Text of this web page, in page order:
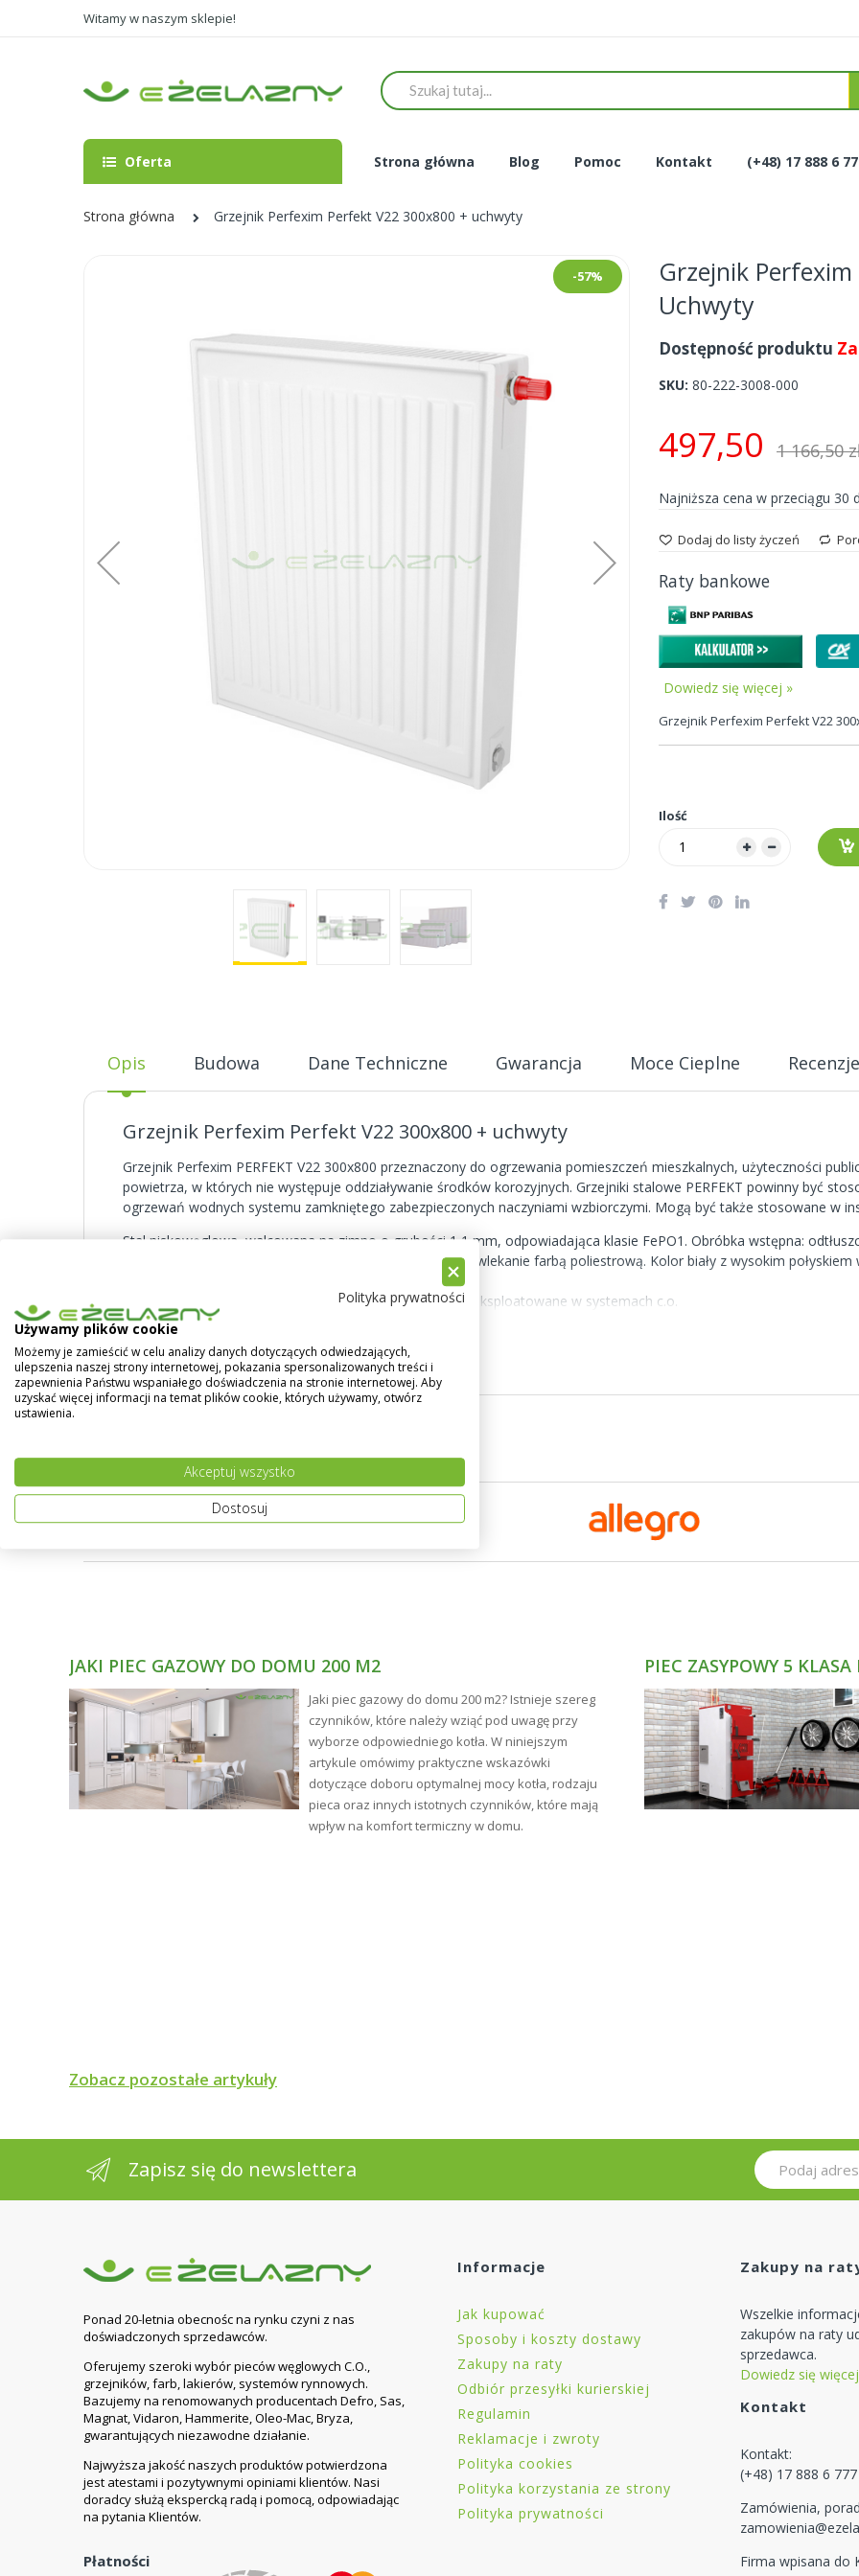
Witamy w naszym sklepie!
Szukaj
Oferta Strona główna Blog Pomoc Kontakt (+48) 17 888 6
Strona główna Grzejnik Perfexim Perfekt V22 300x800 + uchwyty
-57%
images
Grzejnik
Uchwyty
Dostępność produktu
SKU 80-222-3008-000
497,50 1 166,50
Najniższa cena w przeciągu 30
Dodaj do listy życzeń
Raty bankowe
Dowiedz się więcej »
Grzejnik Perfexim Perfekt V22
Ilość
Opis Budowa Dane Techniczne Gwarancja Moce Cieplne Recenzje
Grzejnik Perfexim Perfekt V22 300x800 + uchwyty
Grzejnik Perfexim PERFEKT V22 300x800 przeznaczony do ogrzewania pomieszczeń mieszkalnych, użyteczności
powietrza, w których nie występuje oddziaływanie środków korozyjnych. Grzejniki stalowe PERFEKT powinny być
ogrzewań wodnych systemu zamkniętego zabezpieczonych naczyniami wzbiorczymi. Mogą być także stosowane w
Stal niskowęglowa, walcowana na zimno o grubości 1,1 mm, odpowiadająca klasie FePO1. Obróbka wstępna:
podkładową. Malowanie ostateczne: elektrostatyczne powlekanie farbą poliestrową. Kolor biały z wysokim połyskiem
Udzielamy 10-cio letniej gwarancji na grzejniki PERFEKT eksploatowane w systemach c.o.
Grzejniki panelowe TYP V22 wyposażone są we wkładkę zaworową z 7-stopniową regulacją.
Posiadają 4 przyłącza boczne oraz 2 oddolne - mogą być używane jako grzejniki kompaktowe. Kaloryfery płytowe
listwę górna ozdobną (grill), komplet zawieszeń, odpowietrznik i zaślepkę.
Jednorazowe opakowanie z foli termokurczliwej z dodatkowym zabezpieczeniem krawędzi grzejnika tekturą i
Możliwość wykonania grzejnika w dowolnym kolorze z palety RAL - na specialne życzenie klienta.
Pokaż więcej
JAKI PIEC GAZOWY DO DOMU 200 M2
Jaki piec gazowy do domu 200 m2? Istnieje szereg
czynników, które należy wziąć pod uwagę przy
wyborze odpowiedniego kotła. W niniejszym
artykule omówimy praktyczne wskazówki
dotyczące doboru optymalnej mocy kotła, rodzaju
pieca oraz innych istotnych czynników, które mają
wpływ na komfort termiczny w domu.
PIEC ZASYPOWY 5 KLASA
Zobacz pozostałe artykuły
Zapisz się do newslettera
Ponad 20-letnia obecnośc na rynku czyni z nas
doświadczonych sprzedawców.
Oferujemy szeroki wybór pieców węglowych C.O.,
grzejników, farb, lakierów, systemów rynnowych.
Bazujemy na renomowanych producentach Defro, Sas,
Magnat, Vidaron, Hammerite, Oleo-Mac, Bryza,
gwarantujących niezawodne działanie.
Najwyższa jakość naszych produktów potwierdzona
jest atestami i pozytywnymi opiniami klientów. Nasi
doradcy służą ekspercką radą i pomocą, odpowiadając
na pytania Klientów.
Płatności
Informacje
Jak kupować
Sposoby i koszty dostawy
Zakupy na raty
Odbiór przesyłki kurierskiej
Regulamin
Reklamacje i zwroty
Polityka cookies
Polityka korzystania ze strony
Polityka prywatności
Zakupy na
Wszelkie
zakupów na raty
sprzedawca.
Dowiedz się
Kontakt
Kontakt:
(+48) 17 888 6 777
Zamówienia,
Firma wpisana do
Polityka prywatności
Używamy plików cookie
Możemy je zamieścić w celu analizy danych dotyczących odwiedzających,
ulepszenia naszej strony internetowej, pokazania spersonalizowanych treści i
zapewnienia Państwu wspaniałego doświadczenia na stronie internetowej. Aby
uzyskać więcej informacji na temat plików cookie, których używamy, otwórz
ustawienia.
Akceptuj wszystko
Dostosuj